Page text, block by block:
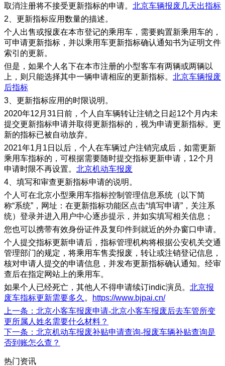
取消注册将不接受更新指标的申请。 北京车辆报废几天出指标
2、更新指标应用数量的描述。
个人出售或报废在本市登记的乘用车，需要购置新乘用车的，
可申请更新指标，并以乘用车更新指标确认通知书为证明文件
索引的更新。
但是，如果个人名下在本市注册的小型客车有两辆或两辆以
上，则只能选择其中一辆申请相应的更新指标。 北京车辆报废
后指标
3、更新指标应用的时限说明。
2020年12月31日前，个人自车辆转让注销之日起12个月内未
提交更新指标申请并取得更新指标的，视为申请更新指标。更
新的指标已被自动放弃。
2021年1月1日以后，个人在车辆过户注销完成后，如需更新
乘用车指标的，可根据需要随时提交指标更新申请，12个月
申请时限不再设置。 北京机动车报废
4、填写和审查更新指标申请的说明。
个人可在北京小型乘用车指标控制管理信息系统（以下简
称“系统”，网址：在更新指标功能区点击“填写申请”，关注系
统）登录并进入用户中心逐步提示，并如实填写相关信息；
您也可以携带有效身份证件及复印件到就近的外办窗口申请。
个人提交指标更新申请后，指标管理机构将根据公安机关交通
管理部门的规定，将乘用车售卖报废，转让或注销登记信息，
核对申请人提交的申请信息，并发布更新指标确认通知。经审
查后在指定网站上的乘用车。
如果个人已经死亡，其他人不得申请续订indic演员。 北京报
废车指标更新需要多久 。
https://www.bjpai.cn/
上一条 ：北京小客车报废申请-北京小客车报废后去车管所变
更所属人姓名需要什么材料？
下一条 ：北京机动车报废补贴申请查询-报废车辆补贴查询是
否到账怎么查？
热门资讯